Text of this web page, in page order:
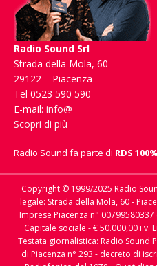
Radio Sound Srl
Strada della Mola, 60
29122 – Piacenza
Tel 0523 590 590
E-mail: info@
Scopri di più
Radio Sound fa parte di RDS
Copyright © 1999/2025 Radio
legale: Strada della Mola, 60 -
Imprese Piacenza n°
Capitale sociale - € 50.000,00 i.v.
Testata giornalistica: Radio Sound
di Piacenza n° 293 - decreto di